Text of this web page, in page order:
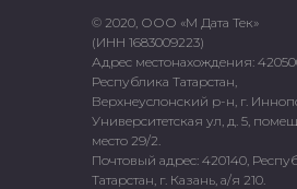
© 2020, ООО «М Дата Тек»
(ИНН 1683009223)
Адрес местонахождения:
Республика Татарстан,
Верхнеуслонский р-н, г.
Университетская ул, д. 5, помещ.
место 29/2.
Почтовый адрес: 420140,
Татарстан, г. Казань, а/я 210.